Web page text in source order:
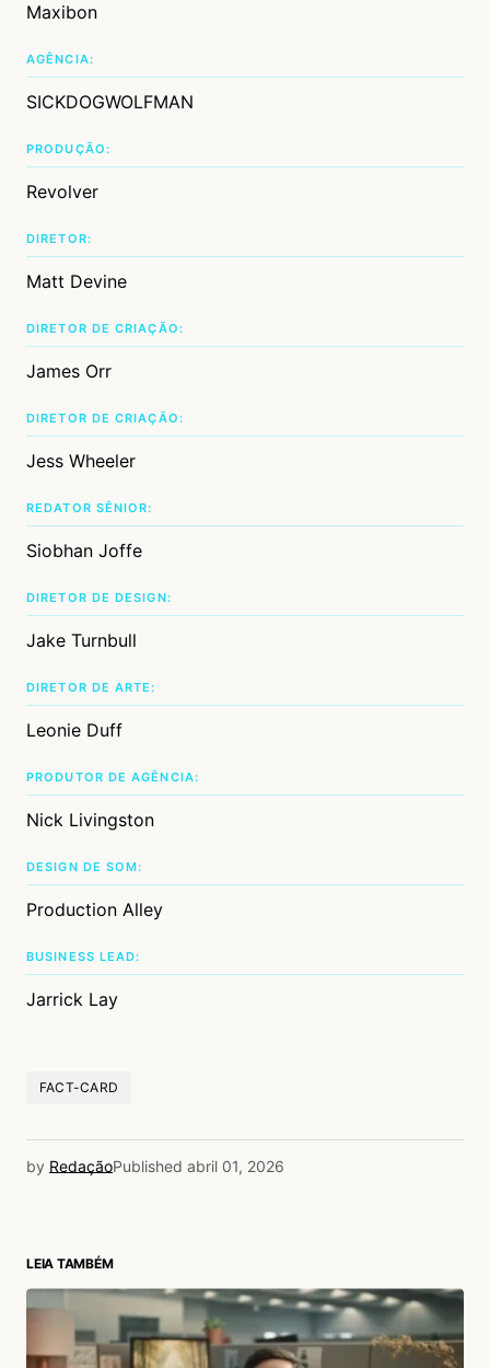
Maxibon
AGÊNCIA:
SICKDOGWOLFMAN
PRODUÇÃO:
Revolver
DIRETOR:
Matt Devine
DIRETOR DE CRIAÇÃO:
James Orr
DIRETOR DE CRIAÇÃO:
Jess Wheeler
REDATOR SÊNIOR:
Siobhan Joffe
DIRETOR DE DESIGN:
Jake Turnbull
DIRETOR DE ARTE:
Leonie Duff
PRODUTOR DE AGÊNCIA:
Nick Livingston
DESIGN DE SOM:
Production Alley
BUSINESS LEAD:
Jarrick Lay
FACT-CARD
by RedaçãoPublished abril 01, 2026
LEIA TAMBÉM